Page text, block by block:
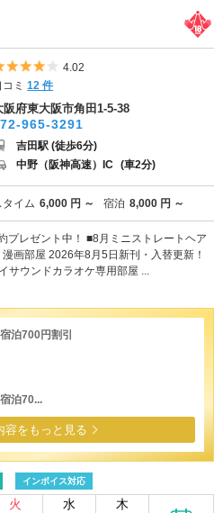
5つ星のうち4
4.02
コミ12 件
阪府東大阪市角田1-5-38
965-3291
吉田駅 (徒歩6分)
中野（阪神高速）IC (車2分)
イム 6,000 円 ～ 宿泊 8,000 円 ～
プレゼント中！ ■8月ミニストレートヘア
画部屋 2026年8月5日新刊・入替更新！
サウンドカラオケ専用部屋 ...
泊700円割引
泊70...
容をもっと見る
インボイス対応
火 水 木